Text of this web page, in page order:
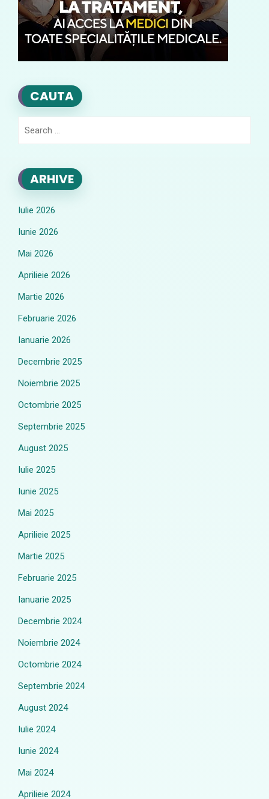
CAUTA
ARHIVE
Iulie 2026
Iunie 2026
Mai 2026
Aprilieie 2026
Martie 2026
Februarie 2026
Ianuarie 2026
Decembrie 2025
Noiembrie 2025
Octombrie 2025
Septembrie 2025
August 2025
Iulie 2025
Iunie 2025
Mai 2025
Aprilieie 2025
Martie 2025
Februarie 2025
Ianuarie 2025
Decembrie 2024
Noiembrie 2024
Octombrie 2024
Septembrie 2024
August 2024
Iulie 2024
Iunie 2024
Mai 2024
Aprilieie 2024